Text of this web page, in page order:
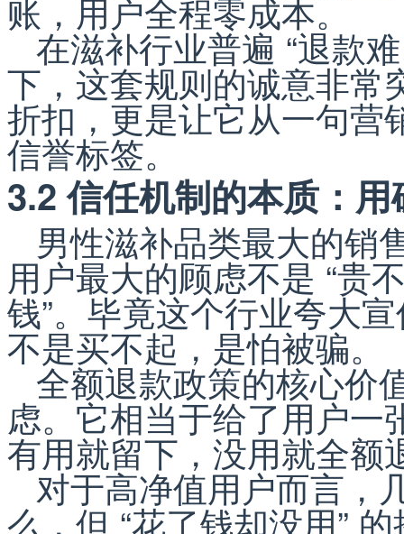
账，用户全程零成本。
在滋补行业普遍 “退款
下，这套规则的诚意非常
折扣，更是让它从一句营
信誉标签。
3.2 信任机制的本质：
男性滋补品类最大的销
用户最大的顾虑不是 “贵
钱”。毕竟这个行业夸大
不是买不起，是怕被骗。
全额退款政策的核心价
虑。它相当于给了用户一
有用就留下，没用就全额
对于高净值用户而言，
么，但 “花了钱却没用”